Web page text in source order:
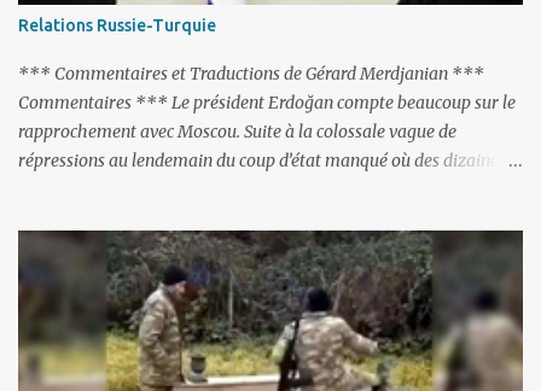
dissolution du Groupe de Minsk de l’OSCE ; 2- et surtout, elle doit
changer sa Constitution en supprimant toute allusion au
‘Karabakh’. Su...
Relations Russie-Turquie
*** Commentaires et Traductions de Gérard Merdjanian ***
Commentaires *** Le président Erdoğan compte beaucoup sur le
rapprochement avec Moscou. Suite à la colossale vague de
répressions au lendemain du coup d’état manqué où des dizaines
fermés, ses relations avec les Occidentaux se sont notablement
refroidies ; Moscou s’était abstenu de critiquer Ankara sur cette
purge massive. Avec en perspective, une épée de Damoclès
suspendue au-dessus de la tête - la fin des négociations d’adhésion
à l’UE si la peine de mort est rétablie ; Et des menaces non voilées